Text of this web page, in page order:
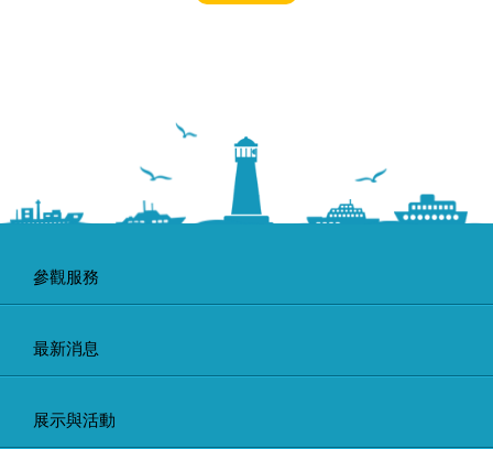
參觀服務
最新消息
展示與活動